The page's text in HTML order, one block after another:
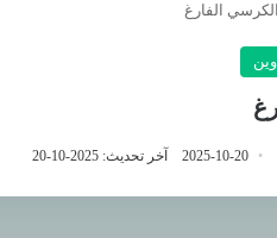
الكرسي الفارغ
2025-10-20 آخر تحديث: 2025-10-20